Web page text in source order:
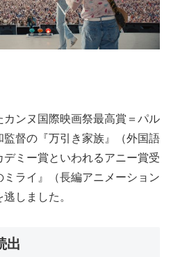
カンヌ国際映画祭最高賞＝パル
監督の『万引き家族』（外国語
ミー賞といわれるアニー賞受
ライ』（長編アニメーション
しました。
出